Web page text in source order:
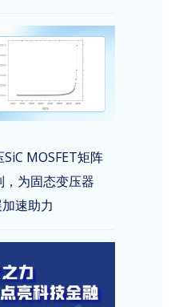
MOSFET矩阵
为固态变压器
加速助力